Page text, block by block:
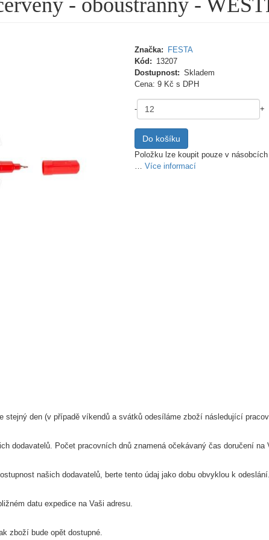
- oboustranný -
Značka
FESTA
Kód
13207
Dostupnost
Skladem
Cena
Cena: 9 Kč s DPH
- +
Do košíku
Položku lze koupit pouze v
… Více informací
den (v případě víkendů a svátků odesíláme zboží následující
dodavatelů. Počet pracovních dnů znamená očekávaný čas doručení na
našich dodavatelů, berte tento údaj jako dobu obvyklou k odeslání.
datu expedice na Vaši adresu.
zboží bude opět dostupné.